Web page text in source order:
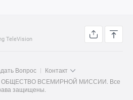
TeleVision
Вопрос
Контакт
ОБЩЕСТВО ВСЕМИРНОЙ МИССИИ. Все
защищены.